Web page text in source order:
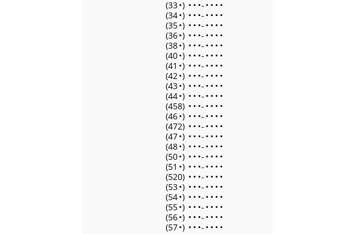
(33•) • • •- • • • •
(34•) • • •- • • • •
(35•) • • •- • • • •
(36•) • • •- • • • •
(38•) • • •- • • • •
(40•) • • •- • • • •
(41 •) • • •- • • • •
(42•) • • •- • • • •
(43•) • • •- • • • •
(44•) • • •- • • • •
(458) • • •- • • • •
(46•) • • •- • • • •
(472) • • •- • • • •
(47•) • • •- • • • •
(48•) • • •- • • • •
(50•) • • •- • • • •
(51 •) • • •- • • • •
(520) • • •- • • • •
(53•) • • •- • • • •
(54•) • • •- • • • •
(55•) • • •- • • • •
(56•) • • •- • • • •
(57•) • • •- • • • •